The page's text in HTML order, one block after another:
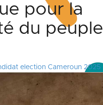
pour la
du peuple
election Cameroun 2025